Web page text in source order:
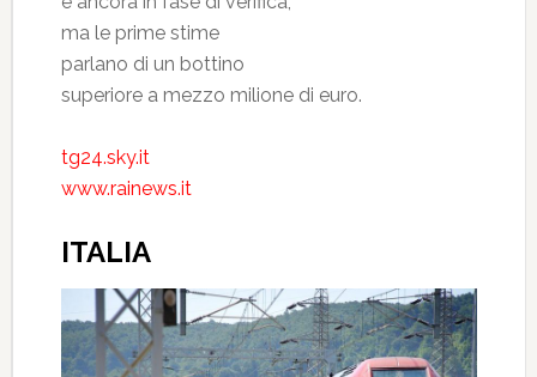
ma le prime stime
parlano di un bottino
superiore a mezzo milione di euro.
tg24.sky.it
www.rainews.it
ITALIA